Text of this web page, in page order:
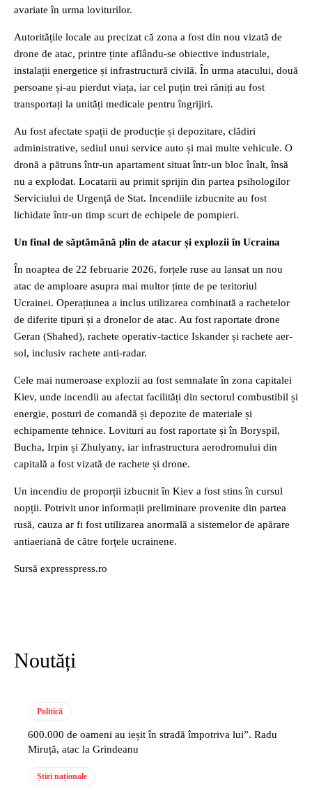
avariate în urma loviturilor.
Autoritățile locale au precizat că zona a fost din nou vizată de
drone de atac, printre ținte aflându-se obiective industriale,
instalații energetice și infrastructură civilă. În urma atacului, două
persoane și-au pierdut viața, iar cel puțin trei răniți au fost
transportați la unități medicale pentru îngrijiri.
Au fost afectate spații de producție și depozitare, clădiri
administrative, sediul unui service auto și mai multe vehicule. O
dronă a pătruns într-un apartament situat într-un bloc înalt, însă
nu a explodat. Locatarii au primit sprijin din partea psihologilor
Serviciului de Urgență de Stat. Incendiile izbucnite au fost
lichidate într-un timp scurt de echipele de pompieri.
Un final de săptămână plin de atacur și explozii în Ucraina
În noaptea de 22 februarie 2026, forțele ruse au lansat un nou
atac de amploare asupra mai multor ținte de pe teritoriul
Ucrainei. Operațiunea a inclus utilizarea combinată a rachetelor
de diferite tipuri și a dronelor de atac. Au fost raportate drone
Geran (Shahed), rachete operativ-tactice Iskander și rachete aer-
sol, inclusiv rachete anti-radar.
Cele mai numeroase explozii au fost semnalate în zona capitalei
Kiev, unde incendii au afectat facilități din sectorul combustibil și
energie, posturi de comandă și depozite de materiale și
echipamente tehnice. Lovituri au fost raportate și în Boryspil,
Bucha, Irpin și Zhulyany, iar infrastructura aerodromului din
capitală a fost vizată de rachete și drone.
Un incendiu de proporții izbucnit în Kiev a fost stins în cursul
nopții. Potrivit unor informații preliminare provenite din partea
rusă, cauza ar fi fost utilizarea anormală a sistemelor de apărare
antiaeriană de către forțele ucrainene.
Sursă expresspress.ro
Noutăți
Politică
600.000 de oameni au ieșit în stradă împotriva lui”. Radu
Miruță, atac la Grindeanu
Știri naționale